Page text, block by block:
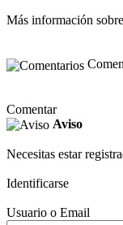
Más información
Comentar
Aviso
Necesitas estar
Identificarse
Usuario o Email